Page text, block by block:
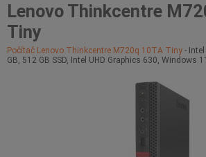
Lenovo Thinkcentre
Tiny
Počítač Lenovo Thinkcentre M720q 10TA Tiny -
GB, 512 GB SSD, Intel UHD Graphics 630, Windows